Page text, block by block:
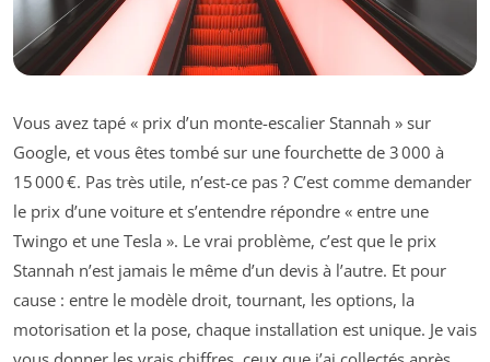
Vous avez tapé « prix d’un monte-escalier Stannah » sur
Google, et vous êtes tombé sur une fourchette de 3 000 à
15 000 €. Pas très utile, n’est-ce pas ? C’est comme demander
le prix d’une voiture et s’entendre répondre « entre une
Twingo et une Tesla ». Le vrai problème, c’est que le prix
Stannah n’est jamais le même d’un devis à l’autre. Et pour
cause : entre le modèle droit, tournant, les options, la
motorisation et la pose, chaque installation est unique. Je vais